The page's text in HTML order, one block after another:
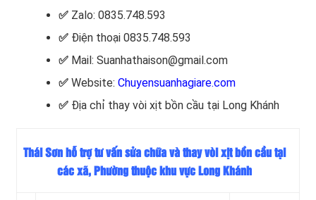
✅ Zalo: 0835.748.593
✅ Điện thoại 0835.748.593
✅ Mail: Suanhathaison@gmail.com
✅ Website: Chuyensuanhagiare.com
✅ Địa chỉ thay vòi xịt bồn cầu tại Long Khánh
Thái Sơn hỗ trợ tư vấn sửa chữa và thay vòi xịt bồn cầu tại
các xã, Phường thuộc khu vực Long Khánh